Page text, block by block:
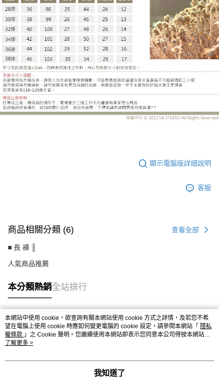
顯示電腦版詳細說明
客服
商品相關分類 (6) 查看全部
■ 長 褲 ║
人氣商品推薦
本分類熱銷全站排行
熱門標籤
本網站中使用 cookie，欲查詢有關本網站使用 cookie 方式之詳情，及若您不希
望在電腦上使用 cookie 時應如何變更電腦的 cookie 設定，請參閱本網站「 隱私
權條款 」之 Cookie 聲明。您繼續使用本網站即表示您同意本公司得按本網站使
用條款之 Cookie 聲明使用 cookie。
了解更多 >
我知道了